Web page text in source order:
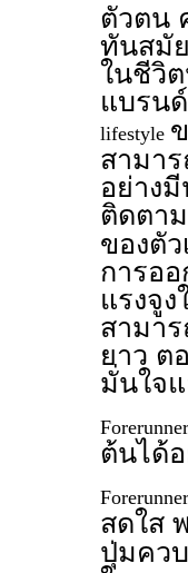
ตัวตน
ทันสมั
ในชีวิ
แบรน
lifestyle
สามา
อย่าง
ติดตา
ของตั
การอ
แรงจู
สามา
ยาว ต
มั่นใจ
ต้นได้
สดใส
ปุ่มคว